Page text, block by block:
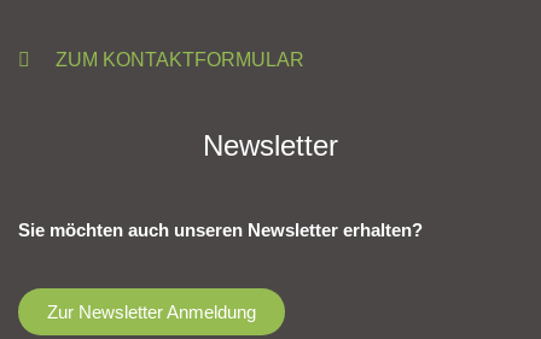
ZUM KONTAKTFORMULAR
Newsletter
Sie möchten auch unseren Newsletter erhalten?
Zur Newsletter Anmeldung